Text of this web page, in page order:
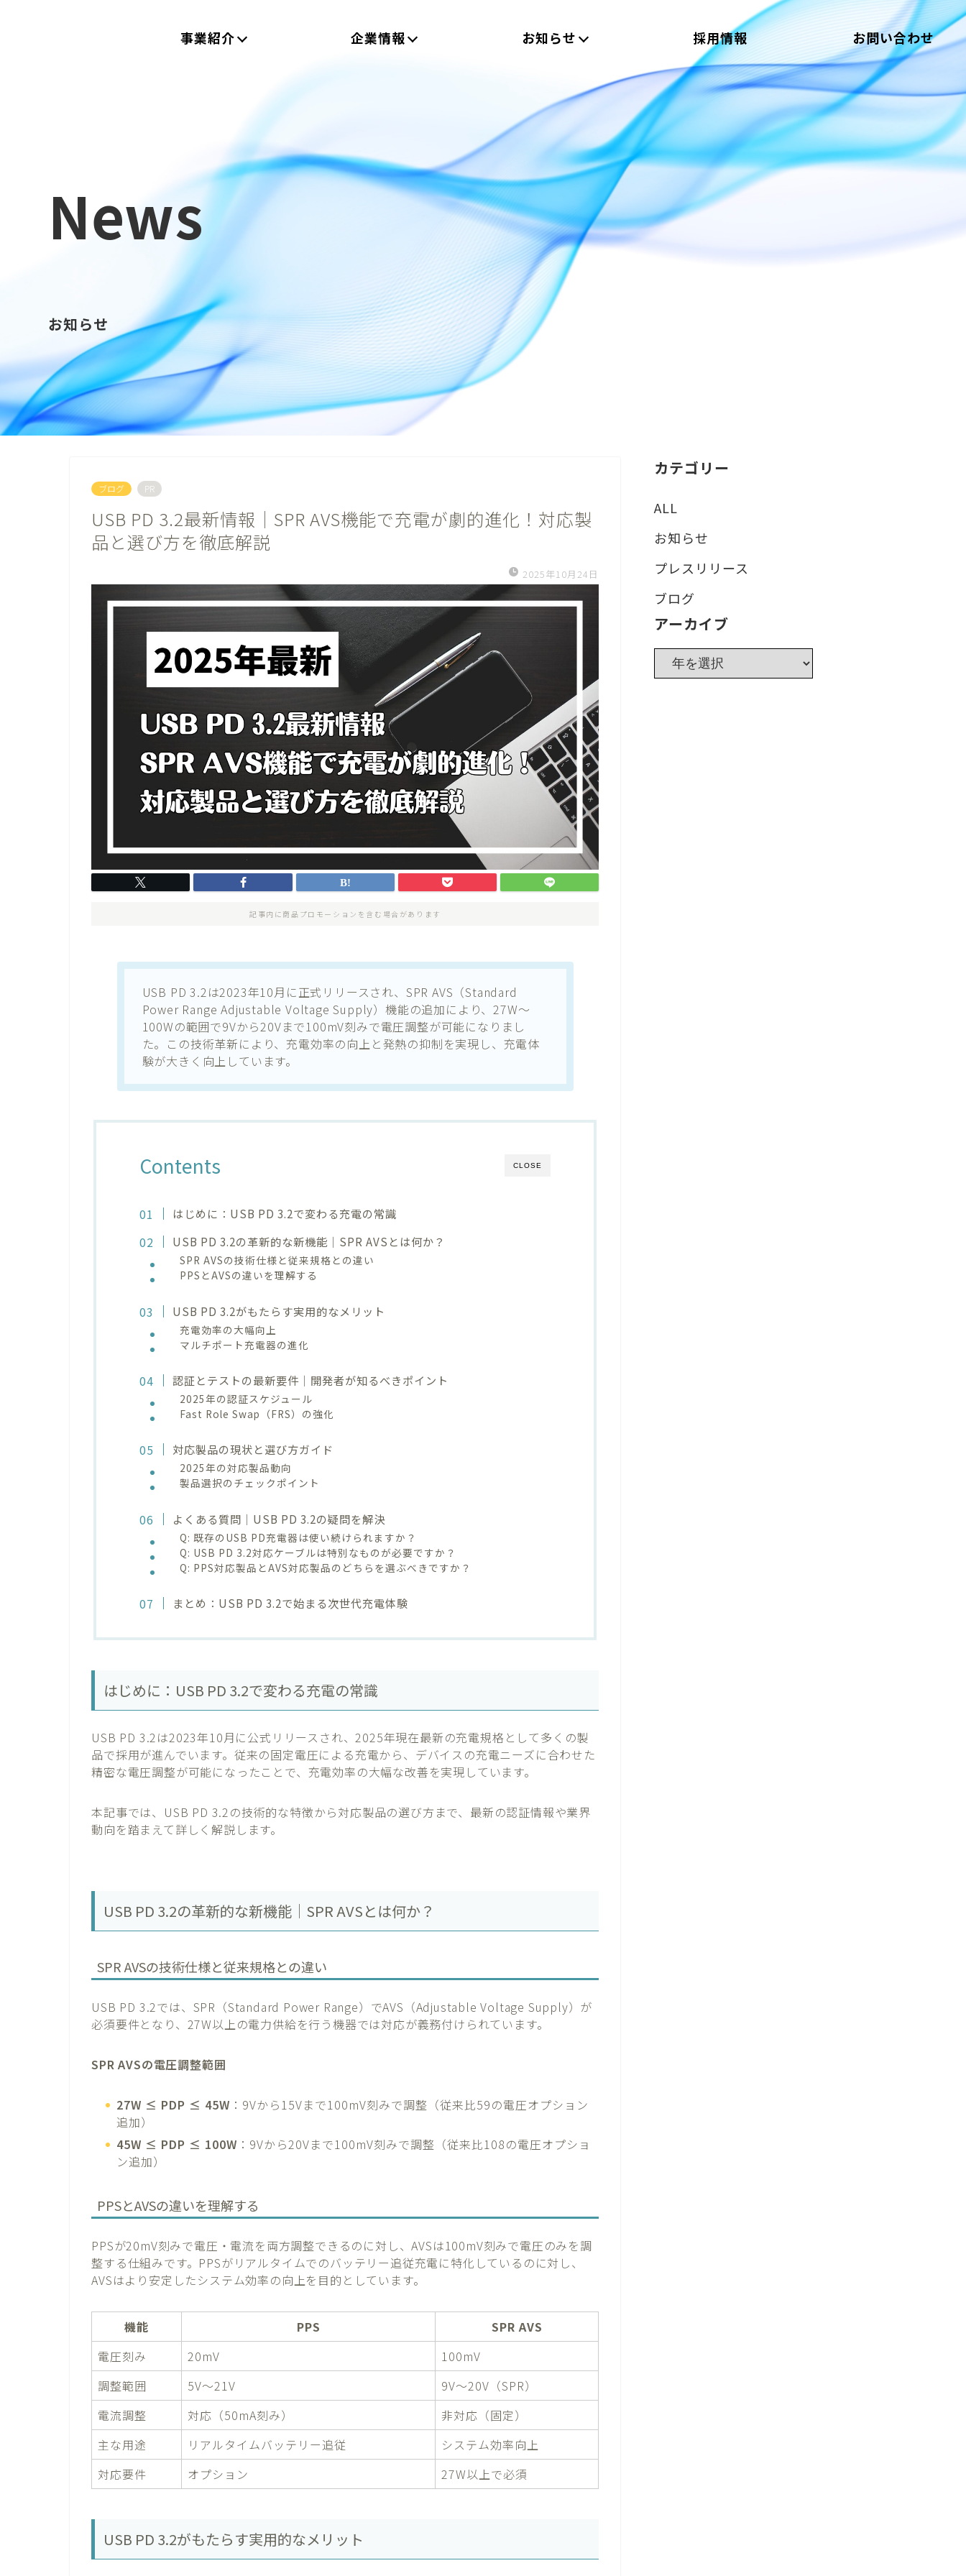
事業紹介 企業情報 お知らせ 採用情報 お問い合わせ
News
お知らせ
ブログ PR
USB PD 3.2最新情報｜SPR AVS機能で充電が劇的進化！対応製
品と選び方を徹底解説
2025年10月24日
記事内に商品プロモーションを含む場合があります
USB PD 3.2は2023年10月に正式リリースされ、SPR AVS（Standard
Power Range Adjustable Voltage Supply）機能の追加により、27W〜
100Wの範囲で9Vから20Vまで100mV刻みで電圧調整が可能になりまし
た。この技術革新により、充電効率の向上と発熱の抑制を実現し、充電体
験が大きく向上しています。
CLOSE
Contents
はじめに：USB PD 3.2で変わる充電の常識
USB PD 3.2の革新的な新機能｜SPR AVSとは何か？
SPR AVSの技術仕様と従来規格との違い
PPSとAVSの違いを理解する
USB PD 3.2がもたらす実用的なメリット
充電効率の大幅向上
マルチポート充電器の進化
認証とテストの最新要件｜開発者が知るべきポイント
2025年の認証スケジュール
Fast Role Swap（FRS）の強化
対応製品の現状と選び方ガイド
2025年の対応製品動向
製品選択のチェックポイント
よくある質問｜USB PD 3.2の疑問を解決
Q: 既存のUSB PD充電器は使い続けられますか？
Q: USB PD 3.2対応ケーブルは特別なものが必要ですか？
Q: PPS対応製品とAVS対応製品のどちらを選ぶべきですか？
まとめ：USB PD 3.2で始まる次世代充電体験
はじめに：USB PD 3.2で変わる充電の常識
USB PD 3.2は2023年10月に公式リリースされ、2025年現在最新の充電規格として多くの製
品で採用が進んでいます。従来の固定電圧による充電から、デバイスの充電ニーズに合わせた
精密な電圧調整が可能になったことで、充電効率の大幅な改善を実現しています。
本記事では、USB PD 3.2の技術的な特徴から対応製品の選び方まで、最新の認証情報や業界
動向を踏まえて詳しく解説します。
USB PD 3.2の革新的な新機能｜SPR AVSとは何か？
SPR AVSの技術仕様と従来規格との違い
USB PD 3.2では、SPR（Standard Power Range）でAVS（Adjustable Voltage Supply）が
必須要件となり、27W以上の電力供給を行う機器では対応が義務付けられています。
SPR AVSの電圧調整範囲
27W ≤ PDP ≤ 45W ：9Vから15Vまで100mV刻みで調整（従来比59の電圧オプション
追加）
45W ≤ PDP ≤ 100W ：9Vから20Vまで100mV刻みで調整（従来比108の電圧オプショ
ン追加）
PPSとAVSの違いを理解する
PPSが20mV刻みで電圧・電流を両方調整できるのに対し、AVSは100mV刻みで電圧のみを調
整する仕組みです。PPSがリアルタイムでのバッテリー追従充電に特化しているのに対し、
AVSはより安定したシステム効率の向上を目的としています。
機能 PPS
SPR AVS
電圧刻み
20mV
100mV
調整範囲
5V〜21V
9V〜20V（SPR）
電流調整
対応（50mA刻み）
非対応（固定）
主な用途
リアルタイムバッテリー追従
システム効率向上
対応要件
オプション 27W以上で必須
USB PD 3.2がもたらす実用的なメリット
カテゴリー
ALL
お知らせ
プレスリリース
ブログ
アーカイブ